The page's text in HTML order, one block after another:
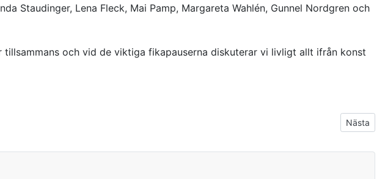
Staudinger, Lena Fleck, Mai Pamp, Margareta Wahlén, Gunnel Nordgren och
och vid de viktiga fikapauserna diskuterar vi livligt allt ifrån konst
Nästa
Nästa